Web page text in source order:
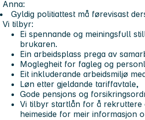
Anna:
Gyldig politiattest må førevisast
Vi tilbyr:
Ei spennande og meiningsfull
brukaren.
Ein arbeidsplass prega av
Moglegheit for fagleg og
Eit inkluderande arbeidsmiljø
Løn etter gjeldande tariffavtale,
Gode pensjons og
Vi tilbyr startlån for å rekruttere
heimeside for meir informasjon